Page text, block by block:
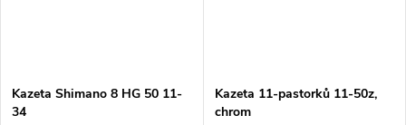
Kazeta Shimano 8 HG 50 11-
34
Kazeta 11-pastorků 11-50z,
chrom